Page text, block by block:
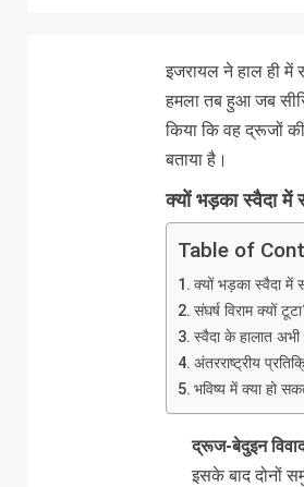
इजरायल ने हाल ही में
हमला तब हुआ जब
किया कि वह द्रूजों
बताया है।
क्यों भड़का स्वैदा में
Table of
क्यों भड़का स्वैदा में
संघर्ष विराम क्यों
स्वैदा के हालात
अंतरराष्ट्रीय
भविष्य में क्या हो
द्रूज-बेदुइन
इसके बाद दोनों